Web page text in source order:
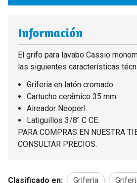
Información
El grifo para lavabo Cassio
las siguientes características
Grifería en latón cromado.
Cartucho cerámico 35 mm.
Aireador Neoperl.
Latiguillos 3/8" C CE.
PARA COMPRAS EN NUESTRA
CONSULTAR PRECIOS.
Clasificado en: Griferia